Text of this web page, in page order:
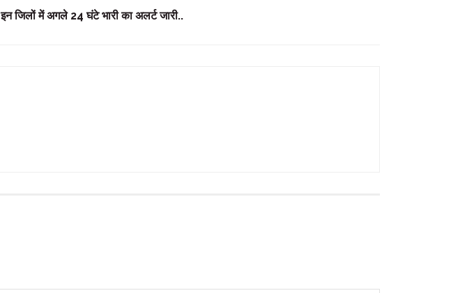
इन जिलों में अगले 24 घंटे भारी का अलर्ट जारी..